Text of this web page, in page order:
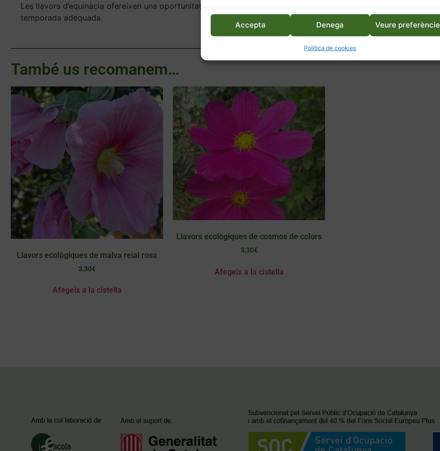
Accepta Denega Veure
Política de cookies
Les llavors d’equinàcia ofereixen una oportunitat excel·lent per cultivar plantes amb flors vistoses i propietats
temporada adequada.
També us recomanem…
Llavors ecològiques de malva reial rosa
3,30€
Afegeix a la cistella
Llavors ecològiques de cosmos de colors
3,30€
Afegeix a la cistella